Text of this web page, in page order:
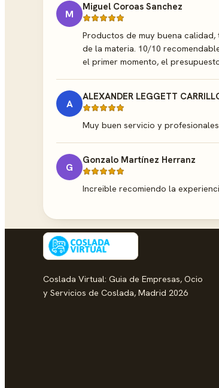
M
Miguel Coroas Sanchez
Productos de muy buena
de la materia. 10/10
el primer momento, el
A
ALEXANDER LEGGETT
Muy buen servicio y
G
Gonzalo Martínez Herranz
Increible recomiendo la
Coslada Virtual: Guia de Empresas, Ocio
y Servicios de Coslada, Madrid 2026